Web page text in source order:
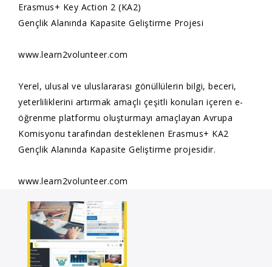
Erasmus+ Key Action 2 (KA2)
Gençlik Alanında Kapasite Geliştirme Projesi
www.learn2volunteer.com
Yerel, ulusal ve uluslararası gönüllülerin bilgi, beceri,
yeterliliklerini artırmak amaçlı çeşitli konuları içeren e-
öğrenme platformu oluşturmayı amaçlayan Avrupa
Komisyonu tarafından desteklenen Erasmus+ KA2
Gençlik Alanında Kapasite Geliştirme projesidir.
www.learn2volunteer.com